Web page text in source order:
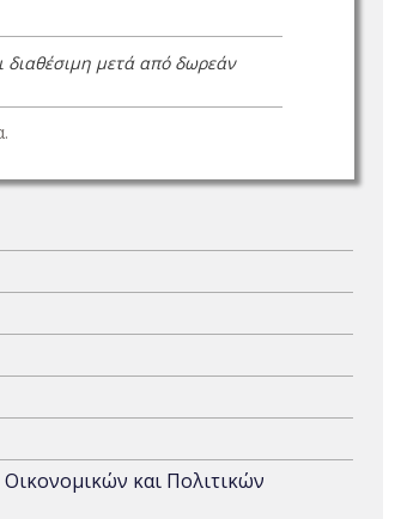
διαθέσιμη μετά από δωρεάν
και Πολιτικών